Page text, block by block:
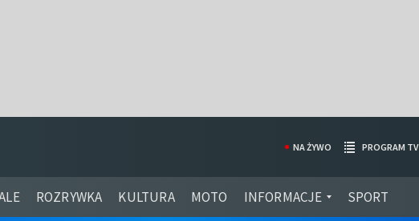
ROZRYWKA KULTURA MOTO INFORMACJE SPORT
NA ŻYWO PROGRAM TV